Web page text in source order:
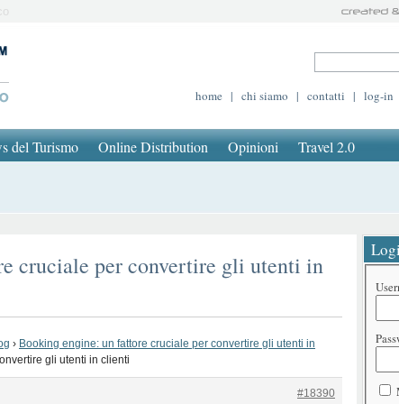
home | chi siamo | contatti | log-in
del Turismo Online Distribution Opinioni Travel 2.0
cruciale per convertire gli utenti in
› Booking engine: un fattore cruciale per convertire gli utenti in
gli utenti in clienti
#18390